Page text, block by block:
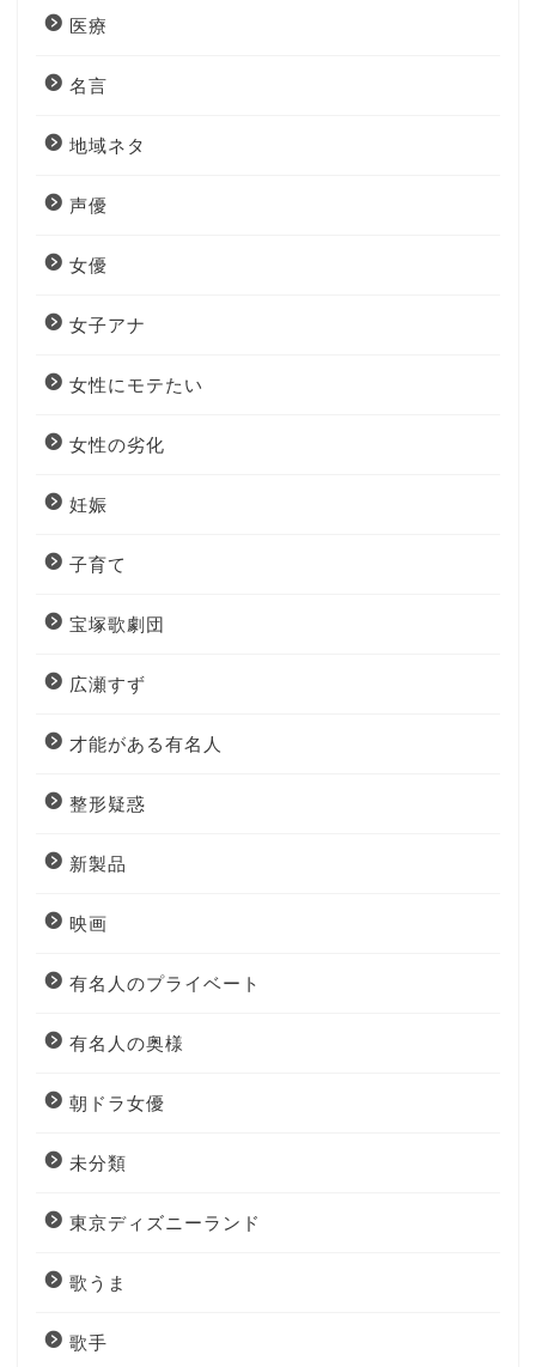
医療
名言
地域ネタ
声優
女優
女子アナ
女性にモテたい
女性の劣化
妊娠
子育て
宝塚歌劇団
広瀬すず
才能がある有名人
整形疑惑
新製品
映画
有名人のプライベート
有名人の奥様
朝ドラ女優
未分類
東京ディズニーランド
歌うま
歌手